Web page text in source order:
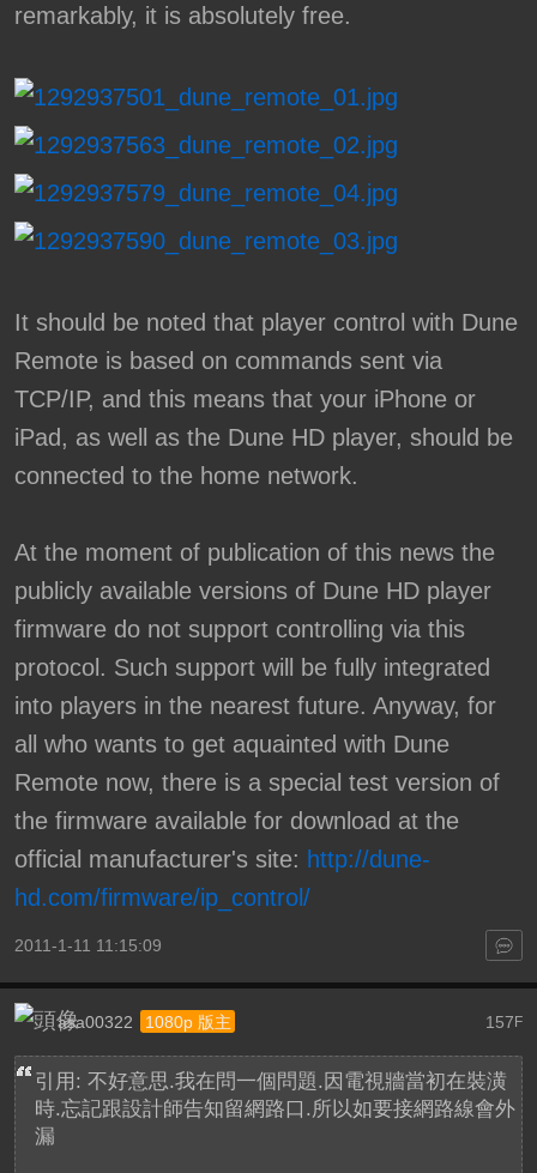
remarkably, it is absolutely free.
It should be noted that player control with Dune
Remote is based on commands sent via
TCP/IP, and this means that your iPhone or
iPad, as well as the Dune HD player, should be
connected to the home network.
At the moment of publication of this news the
publicly available versions of Dune HD player
firmware do not support controlling via this
protocol. Such support will be fully integrated
into players in the nearest future. Anyway, for
all who wants to get aquainted with Dune
Remote now, there is a special test version of
the firmware available for download at the
official manufacturer's site: http://dune-
hd.com/firmware/ip_control/
2011-1-11 11:15:09
157 F
asa00322 1080p 版主
引用: 不好意思.我在問一個問題.因電視牆當初在裝潢
時.忘記跟設計師告知留網路口.所以如要接網路線會外
漏